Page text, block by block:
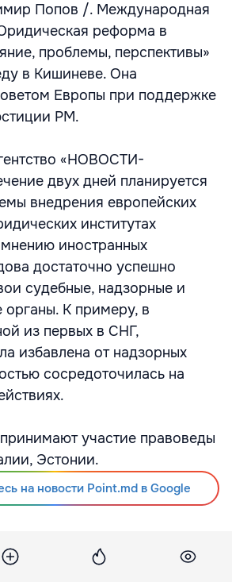
Попов /. Международная
реформа в
проблемы, перспективы»
в Кишиневе. Она
Европы при поддержке
РМ.
«НОВОСТИ-
двух дней планируется
внедрения европейских
институтах
иностранных
достаточно успешно
судебные, надзорные и
органы. К примеру, в
из первых в СНГ,
избавлена от надзорных
сосредоточилась на
участие правоведы
Эстонии.
на новости Point.md в Google